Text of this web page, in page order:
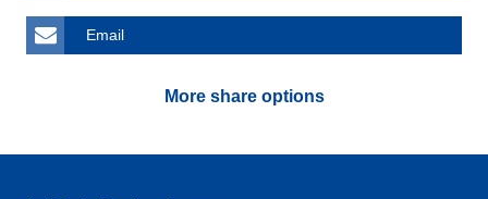
Email
More share options